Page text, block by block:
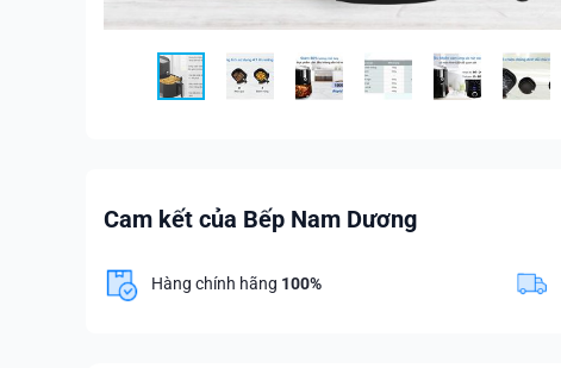
Cam kết của Bếp Nam Dương
Hàng chính hãng 100%